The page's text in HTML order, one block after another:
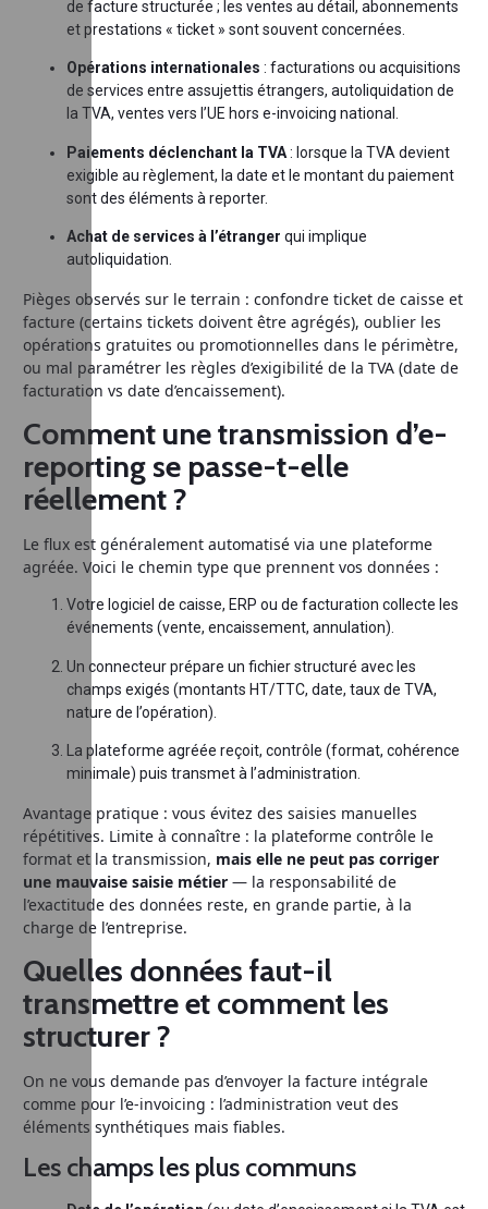
de facture structurée ; les ventes au détail, abonnements
et prestations « ticket » sont souvent concernées.
Opérations internationales : facturations ou acquisitions
de services entre assujettis étrangers, autoliquidation de
la TVA, ventes vers l’UE hors e-invoicing national.
Paiements déclenchant la TVA: lorsque la TVA devient
exigible au règlement, la date et le montant du paiement
sont des éléments à reporter.
Achat de services à l’étranger qui implique
autoliquidation.
Pièges observés sur le terrain : confondre ticket de caisse et
facture (certains tickets doivent être agrégés), oublier les
opérations gratuites ou promotionnelles dans le périmètre,
ou mal paramétrer les règles d’exigibilité de la TVA (date de
facturation vs date d’encaissement).
Comment une transmission d’e-
reporting se passe-t-elle
réellement ?
Le flux est généralement automatisé via une plateforme
agréée. Voici le chemin type que prennent vos données :
Votre logiciel de caisse, ERP ou de facturation collecte les
événements (vente, encaissement, annulation).
Un connecteur prépare un fichier structuré avec les
champs exigés (montants HT/TTC, date, taux de TVA,
nature de l’opération).
La plateforme agréée reçoit, contrôle (format, cohérence
minimale) puis transmet à l’administration.
Avantage pratique : vous évitez des saisies manuelles
répétitives. Limite à connaître : la plateforme contrôle le
format et la transmission, mais elle ne peut pas corriger
une mauvaise saisie métier — la responsabilité de
l’exactitude des données reste, en grande partie, à la
charge de l’entreprise.
Quelles données faut-il
transmettre et comment les
structurer ?
On ne vous demande pas d’envoyer la facture intégrale
comme pour l’e-invoicing : l’administration veut des
éléments synthétiques mais fiables.
Les champs les plus communs